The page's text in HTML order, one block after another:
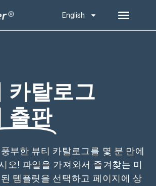
English
카탈로그
출판
부한 뷰티 카탈로그를 몇 분 만에
오! 파일을 가져와서 즐겨찾는 미
템플릿을 선택하고 페이지에 상